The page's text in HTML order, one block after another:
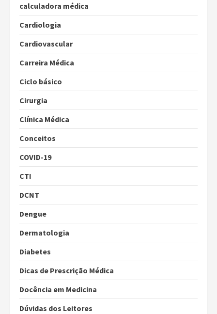
calculadora médica
Cardiologia
Cardiovascular
Carreira Médica
Ciclo básico
Cirurgia
Clínica Médica
Conceitos
COVID-19
CTI
DCNT
Dengue
Dermatologia
Diabetes
Dicas de Prescrição Médica
Docência em Medicina
Dúvidas dos Leitores